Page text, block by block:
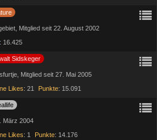
Mitglied seit 22. August 2002
16.425
Sidskeger
Mitglied seit 27. Mai 2005
Likes 21 Punkte 15.091
März 2004
Likes 1 Punkte 14.176